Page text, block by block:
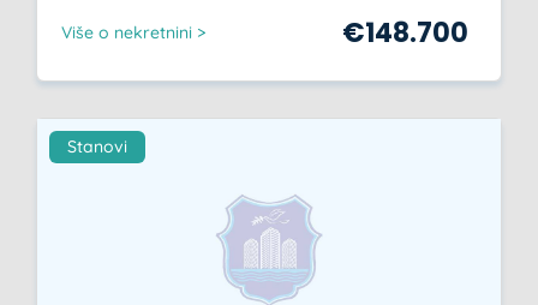
Više o nekretnini > €148.700
Stanovi